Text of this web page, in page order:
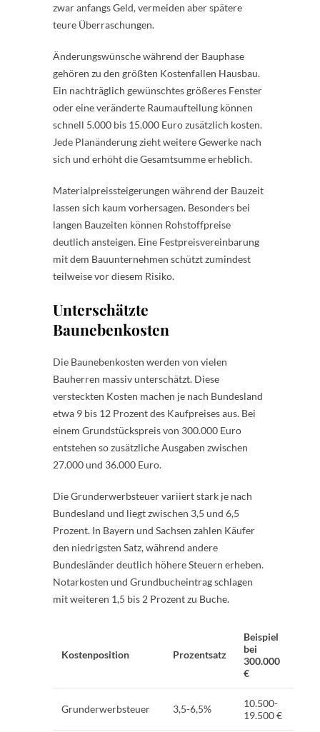
zwar anfangs Geld, vermeiden aber spätere
teure Überraschungen.
Änderungswünsche während der Bauphase
gehören zu den größten Kostenfallen Hausbau.
Ein nachträglich gewünschtes größeres Fenster
oder eine veränderte Raumaufteilung können
schnell 5.000 bis 15.000 Euro zusätzlich kosten.
Jede Planänderung zieht weitere Gewerke nach
sich und erhöht die Gesamtsumme erheblich.
Materialpreissteigerungen während der Bauzeit
lassen sich kaum vorhersagen. Besonders bei
langen Bauzeiten können Rohstoffpreise
deutlich ansteigen. Eine Festpreisvereinbarung
mit dem Bauunternehmen schützt zumindest
teilweise vor diesem Risiko.
Unterschätzte
Baunebenkosten
Die Baunebenkosten werden von vielen
Bauherren massiv unterschätzt. Diese
versteckten Kosten machen je nach Bundesland
etwa 9 bis 12 Prozent des Kaufpreises aus. Bei
einem Grundstückspreis von 300.000 Euro
entstehen so zusätzliche Ausgaben zwischen
27.000 und 36.000 Euro.
Die Grunderwerbsteuer variiert stark je nach
Bundesland und liegt zwischen 3,5 und 6,5
Prozent. In Bayern und Sachsen zahlen Käufer
den niedrigsten Satz, während andere
Bundesländer deutlich höhere Steuern erheben.
Notarkosten und Grundbucheintrag schlagen
mit weiteren 1,5 bis 2 Prozent zu Buche.
Kostenposition Prozentsatz
Beispiel
bei
300.000
€
Grunderwerbsteuer 3,5-6,5%
10.500-
19.500 €